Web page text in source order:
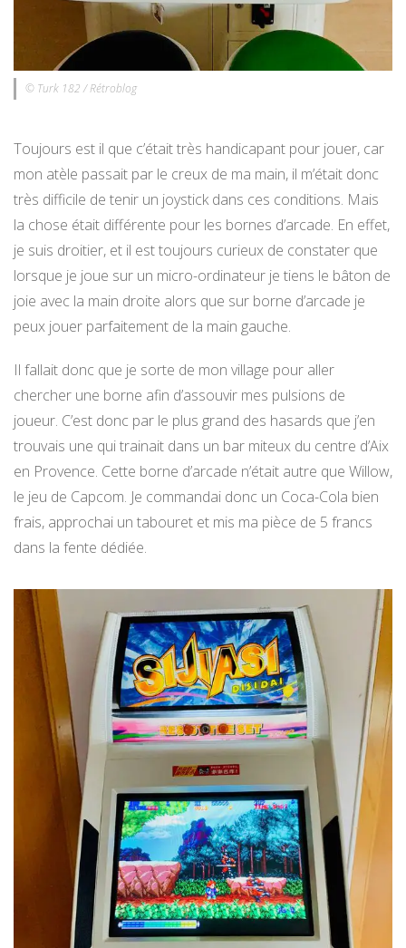
© Turk 182 / Rétroblog
Toujours est il que c’était très handicapant pour jouer, car
mon atèle passait par le creux de ma main, il m’était donc
très difficile de tenir un joystick dans ces conditions. Mais
la chose était différente pour les bornes d’arcade. En effet,
je suis droitier, et il est toujours curieux de constater que
lorsque je joue sur un micro-ordinateur je tiens le bâton de
joie avec la main droite alors que sur borne d’arcade je
peux jouer parfaitement de la main gauche.
Il fallait donc que je sorte de mon village pour aller
chercher une borne afin d’assouvir mes pulsions de
joueur. C’est donc par le plus grand des hasards que j’en
trouvais une qui trainait dans un bar miteux du centre d’Aix
en Provence. Cette borne d’arcade n’était autre que Willow,
le jeu de Capcom. Je commandai donc un Coca-Cola bien
frais, approchai un tabouret et mis ma pièce de 5 francs
dans la fente dédiée.